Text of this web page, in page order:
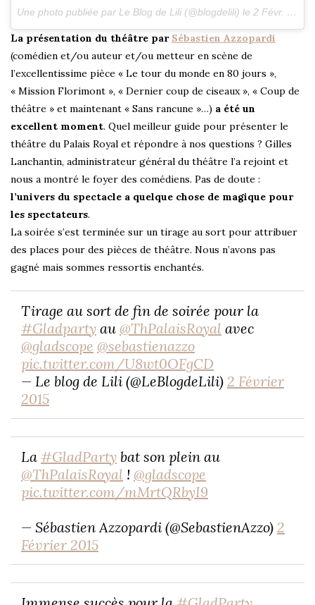
Une photo publiée par Le Blog de Lili (@blogdelili) le 2 Févr. 2015 à 14h42 PST
La présentation du théâtre par Sébastien Azzopardi
(comédien et/ou auteur et/ou metteur en scène de
l’excellentissime pièce « Le tour du monde en 80 jours »,
« Mission Florimont », « Dernier coup de ciseaux », « Coup de
théâtre » et maintenant « Sans rancune »…) a été un
excellent moment. Quel meilleur guide pour présenter le
théâtre du Palais Royal et répondre à nos questions ? Gilles
Lanchantin, administrateur général du théâtre l’a rejoint et
nous a montré le foyer des comédiens. Pas de doute :
l’univers du spectacle a quelque chose de magique pour
les spectateurs.
La soirée s’est terminée sur un tirage au sort pour attribuer
des places pour des pièces de théâtre. Nous n’avons pas
gagné mais sommes ressortis enchantés.
Tirage au sort de fin de soirée pour la
#Gladparty au @ThPalaisRoyal avec
@gladscope @sebastienazzo
pic.twitter.com/U8wt0OFgCD
— Le blog de Lili (@LeBlogdeLili) 2 Février
2015
La #GladParty bat son plein au
@ThPalaisRoyal ! @gladscope
pic.twitter.com/mMrtQRbyI9
— Sébastien Azzopardi (@SebastienAzzo) 2
Février 2015